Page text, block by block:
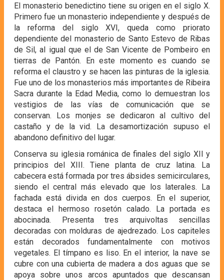
El monasterio benedictino tiene su origen en el siglo X.
Primero fue un monasterio independiente y después de
la reforma del siglo XVI, queda como priorato
dependiente del monasterio de Santo Estevo de Ribas
de Sil, al igual que el de San Vicente de Pombeiro en
tierras de Pantón. En este momento es cuando se
reforma el claustro y se hacen las pinturas de la iglesia.
Fue uno de los monasterios más importantes de Ribeira
Sacra durante la Edad Media, como lo demuestran los
vestigios de las vías de comunicación que se
conservan. Los monjes se dedicaron al cultivo del
castaño y de la vid. La desamortización supuso el
abandono definitivo del lugar.
Conserva su iglesia románica de finales del siglo XII y
principios del XIII. Tiene planta de cruz latina. La
cabecera está formada por tres ábsides semicirculares,
siendo el central más elevado que los laterales. La
fachada está divida en dos cuerpos. En el superior,
destaca el hermoso rosetón calado. La portada es
abocinada. Presenta tres arquivoltas sencillas
decoradas con molduras de ajedrezado. Los capiteles
están decorados fundamentalmente con motivos
vegetales. El tímpano es liso. En el interior, la nave se
cubre con una cubierta de madera a dos aguas que se
apoya sobre unos arcos apuntados que descansan